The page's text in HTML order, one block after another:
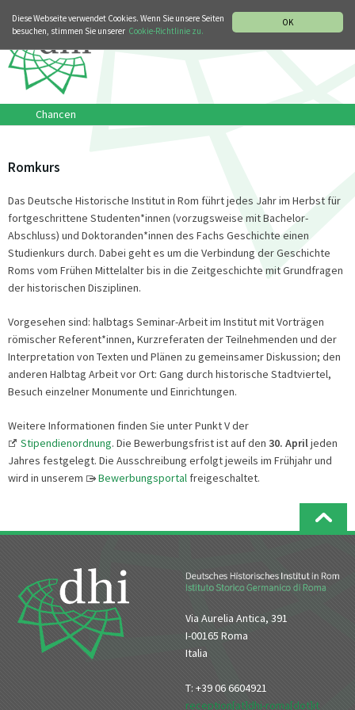
OK
Diese Webseite verwendet Cookies. Wenn Sie unsere Seiten
besuchen, stimmen Sie unserer Cookie-Richtlinie zu.
Chancen
Romkurs
Das Deutsche Historische Institut in Rom führt jedes Jahr im Herbst für
fortgeschrittene Studenten*innen (vorzugsweise mit Bachelor-
Abschluss) und Doktoranden*innen des Fachs Geschichte einen
Studienkurs durch. Dabei geht es um die Verbindung der Geschichte
Roms vom Frühen Mittelalter bis in die Zeitgeschichte mit Grundfragen
der historischen Disziplinen.
Vorgesehen sind: halbtags Seminar-Arbeit im Institut mit Vorträgen
römischer Referent*innen, Kurzreferaten der Teilnehmenden und der
Interpretation von Texten und Plänen zu gemeinsamer Diskussion; den
anderen Halbtag Arbeit vor Ort: Gang durch historische Stadtviertel,
Besuch einzelner Monumente und Einrichtungen.
Weitere Informationen finden Sie unter Punkt V der
Stipendienordnung. Die Bewerbungsfrist ist auf den 30. Apriljeden
Jahres festgelegt. Die Ausschreibung erfolgt jeweils im Frühjahr und
wird in unserem
Bewerbungsportal freigeschaltet.
Via Aurelia Antica, 391
I-00165 Roma
Italia
T: +39 06 6604921
reception[at]dhi-roma[dot]it